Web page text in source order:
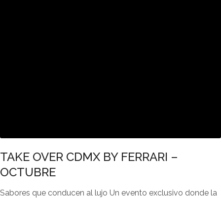
TAKE OVER CDMX BY FERRARI –
OCTUBRE
Sabores que conducen al lujo Un evento exclusivo donde la